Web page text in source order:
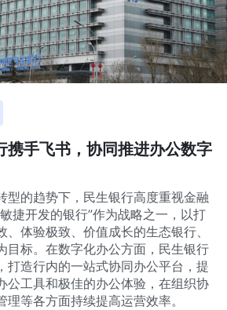
行携手飞书，协同推进办公数
转型的趋势下，民生银行高度重视金
“敏捷开发的银行”作为战略之一，以打
效、体验极致、价值成长的生态银行
为目标。在数字化办公方面，民生银
，打造行内的一站式协同办公平台，
办公工具和极佳的办公体验，在组织
务管理等各方面持续提高运营效率。